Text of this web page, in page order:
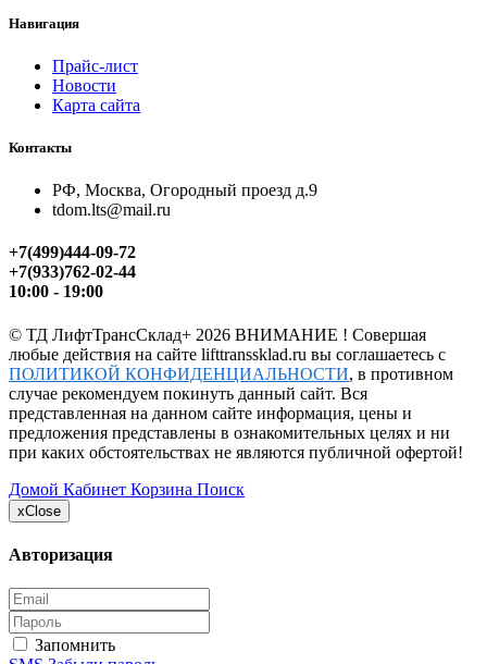
Навигация
Прайс-лист
Новости
Карта сайта
Контакты
РФ, Москва, Огородный проезд д.9
tdom.lts@mail.ru
+7(499)444-09-72
+7(933)762-02-44
10:00 - 19:00
© ТД ЛифтТрансСклад+ 2026 ВНИМАНИЕ ! Совершая
любые действия на сайте lifttranssklad.ru вы соглашаетесь с
ПОЛИТИКОЙ КОНФИДЕНЦИАЛЬНОСТИ, в противном
случае рекомендуем покинуть данный сайт. Вся
представленная на данном сайте информация, цены и
предложения представлены в ознакомительных целях и ни
при каких обстоятельствах не являются публичной офертой!
Домой Кабинет Корзина Поиск
xClose
Авторизация
Запомнить